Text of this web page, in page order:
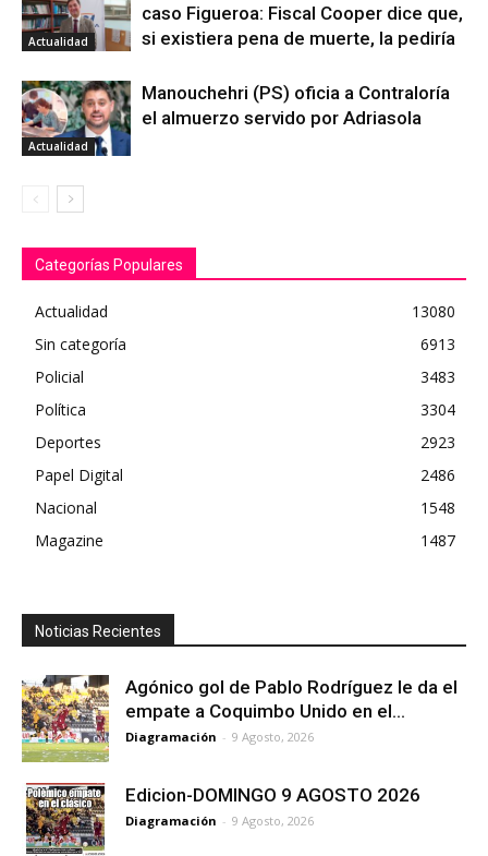
Actualidad
caso Figueroa: Fiscal Cooper dice que,
si existiera pena de muerte, la pediría
Actualidad
Manouchehri (PS) oficia a Contraloría
el almuerzo servido por Adriasola
Categorías Populares
Actualidad
13080
Sin categoría
6913
Policial
3483
Política
3304
Deportes
2923
Papel Digital
2486
Nacional
1548
Magazine
1487
Noticias Recientes
Agónico gol de Pablo Rodríguez le da el
empate a Coquimbo Unido en el...
Diagramación - 9 Agosto, 2026
Edicion-DOMINGO 9 AGOSTO 2026
Diagramación - 9 Agosto, 2026